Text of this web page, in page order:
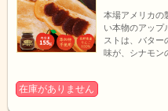
本場アメリカの
い本物のアップ
ストは、バター
味が、シナモン
在庫がありません